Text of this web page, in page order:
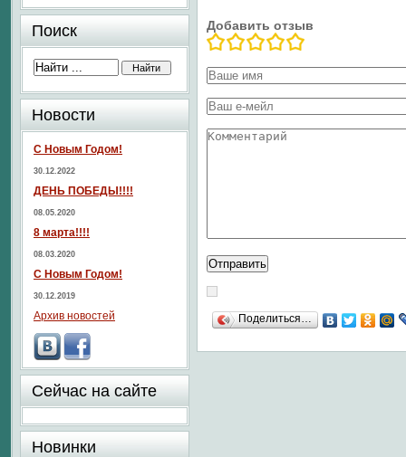
Добавить отзыв
Поделиться…
Поиск
Новости
С Новым Годом!
30.12.2022
ДЕНЬ ПОБЕДЫ!!!!
08.05.2020
8 марта!!!!
08.03.2020
С Новым Годом!
30.12.2019
Архив новостей
Сейчас на сайте
Новинки